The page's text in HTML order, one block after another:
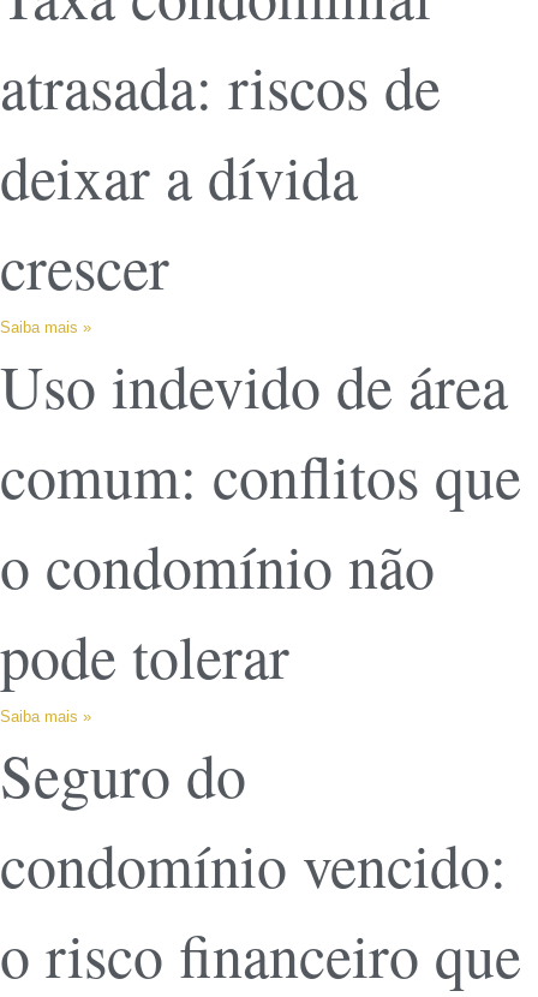
atrasada: riscos de
deixar a dívida
crescer
Saiba mais »
Uso indevido de área
comum: conflitos que
o condomínio não
pode tolerar
Saiba mais »
Seguro do
condomínio vencido:
o risco financeiro que